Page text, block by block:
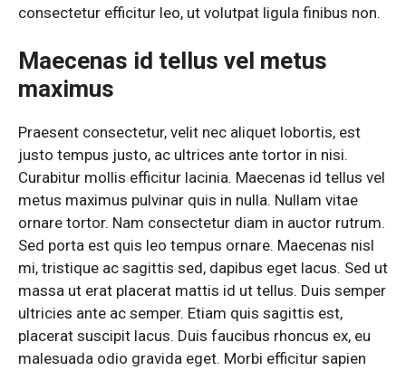
consectetur efficitur leo, ut volutpat ligula finibus non.
Maecenas id tellus vel metus
maximus
Praesent consectetur, velit nec aliquet lobortis, est
justo tempus justo, ac ultrices ante tortor in nisi.
Curabitur mollis efficitur lacinia. Maecenas id tellus vel
metus maximus pulvinar quis in nulla. Nullam vitae
ornare tortor. Nam consectetur diam in auctor rutrum.
Sed porta est quis leo tempus ornare. Maecenas nisl
mi, tristique ac sagittis sed, dapibus eget lacus. Sed ut
massa ut erat placerat mattis id ut tellus. Duis semper
ultricies ante ac semper. Etiam quis sagittis est,
placerat suscipit lacus. Duis faucibus rhoncus ex, eu
malesuada odio gravida eget. Morbi efficitur sapien